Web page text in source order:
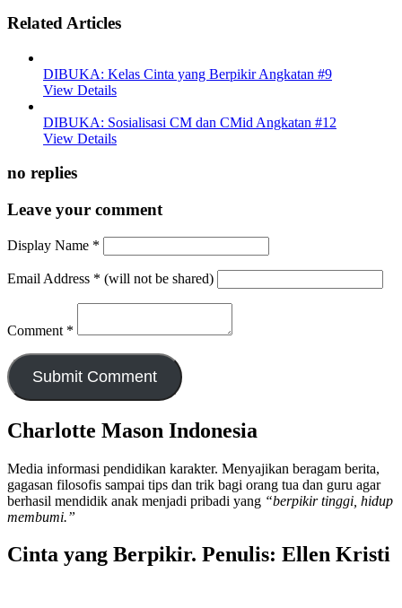
Related Articles
DIBUKA: Kelas Cinta yang Berpikir Angkatan #9
View Details
DIBUKA: Sosialisasi CM dan CMid Angkatan #12
View Details
no replies
Leave your comment
Display Name *
Email Address * (will not be shared)
Comment *
Charlotte Mason Indonesia
Media informasi pendidikan karakter. Menyajikan beragam berita,
gagasan filosofis sampai tips dan trik bagi orang tua dan guru agar
berhasil mendidik anak menjadi pribadi yang “berpikir tinggi, hidup
membumi.”
Cinta yang Berpikir. Penulis: Ellen Kristi